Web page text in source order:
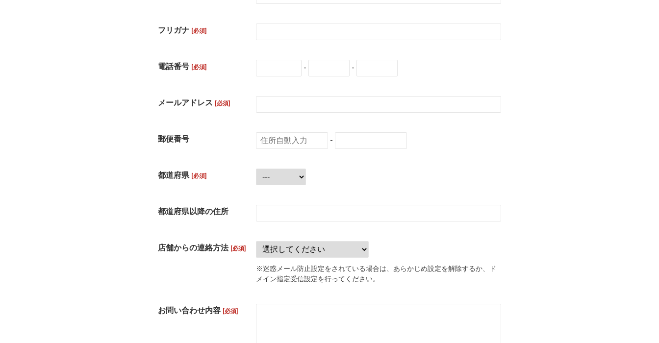
フリガナ [必須]
電話番号 [必須] - -
メールアドレス [必須]
郵便番号 -
都道府県 [必須]
都道府県以降の住所
店舗からの連絡方法 [必須]
※迷惑メール防止設定をされている場合は、あらかじめ設定を解除するか、ド
メイン指定受信設定を行ってください。
お問い合わせ内容 [必須]